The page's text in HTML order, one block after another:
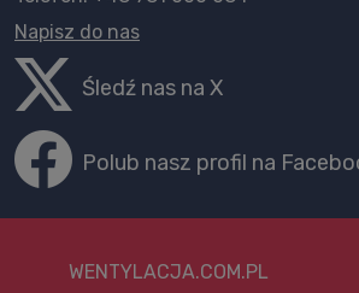
Napisz do nas
Śledź nas na X
Polub nasz profil na
WENTYLACJA.COM.PL